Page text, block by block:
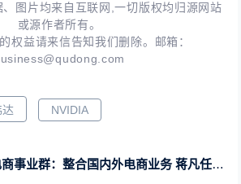
图片均来自互联网,一切版权均归源网站
或源作者所有。
权益请来信告知我们删除。邮箱：
NVIDIA
事业群：整合国内外电商业务 蒋凡任CEO